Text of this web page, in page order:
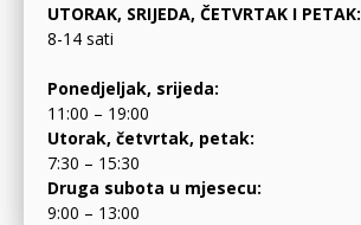
UTORAK, SRIJEDA, ČETVRTAK I PETAK:
8-14 sati
Ponedjeljak, srijeda:
11:00 – 19:00
Utorak, četvrtak, petak:
7:30 – 15:30
Druga subota u mjesecu:
9:00 – 13:00